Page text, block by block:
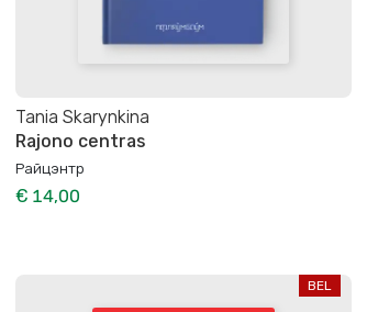
Tania Skarynkina
Rajono centras
Райцэнтр
€ 14,00
BEL